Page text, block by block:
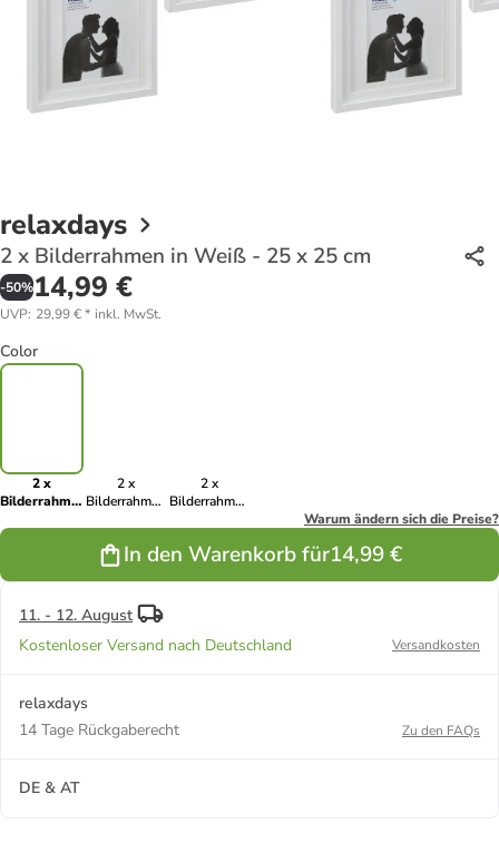
relaxdays
2 x Bilderrahmen in Weiß - 25 x 25 cm
-50%14,99 €
UVP: 29,99 €* inkl. MwSt.
Color
2 x
Bilderrahmen
2 x
Bilderrahmen
2 x
Bilderrahmen
Warum ändern sich die Preise?
In den Warenkorb für14,99 €
11. - 12. August
Kostenloser Versand nach Deutschland
Versandkosten
relaxdays
14 Tage Rückgaberecht
Zu den FAQs
DE & AT